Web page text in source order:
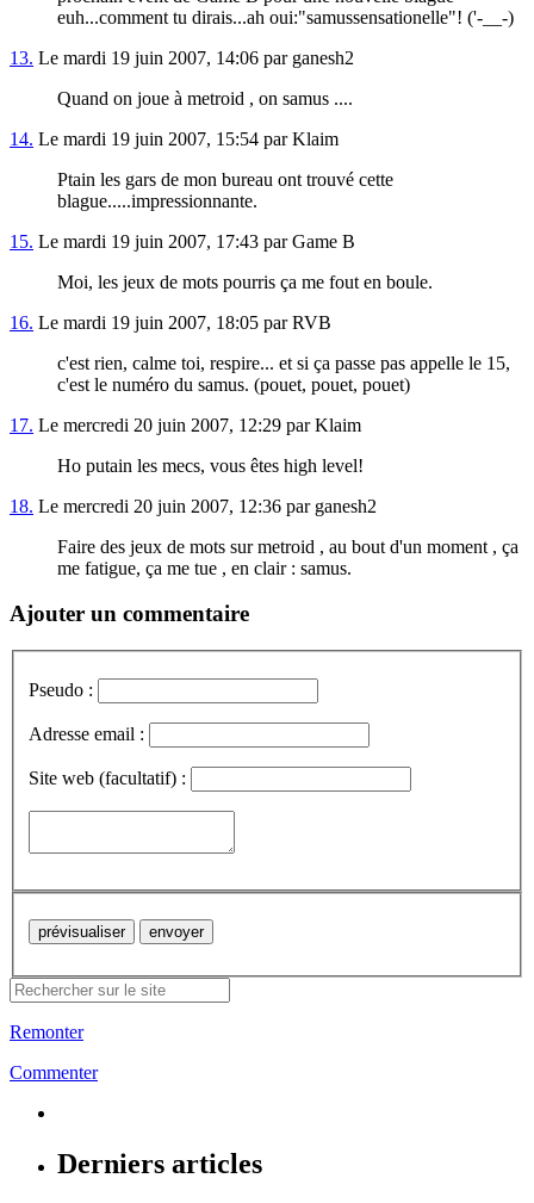
euh...comment tu dirais...ah oui:"samussensationelle"! ('-__-)
13. Le mardi 19 juin 2007, 14:06 par ganesh2
Quand on joue à metroid , on samus ....
14. Le mardi 19 juin 2007, 15:54 par Klaim
Ptain les gars de mon bureau ont trouvé cette
blague.....impressionnante.
15. Le mardi 19 juin 2007, 17:43 par Game B
Moi, les jeux de mots pourris ça me fout en boule.
16. Le mardi 19 juin 2007, 18:05 par RVB
c'est rien, calme toi, respire... et si ça passe pas appelle le 15,
c'est le numéro du samus. (pouet, pouet, pouet)
17. Le mercredi 20 juin 2007, 12:29 par Klaim
Ho putain les mecs, vous êtes high level!
18. Le mercredi 20 juin 2007, 12:36 par ganesh2
Faire des jeux de mots sur metroid , au bout d'un moment , ça
me fatigue, ça me tue , en clair : samus.
Ajouter un commentaire
Pseudo :
Adresse email :
Site web (facultatif) :
Remonter
Commenter
Derniers articles